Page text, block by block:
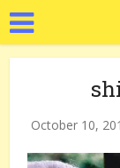
October 10,